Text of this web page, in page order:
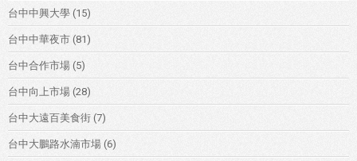
台中中興大學 (15)
台中中華夜市 (81)
台中合作市場 (5)
台中向上市場 (28)
台中大遠百美食街 (7)
台中大鵬路水湳市場 (6)